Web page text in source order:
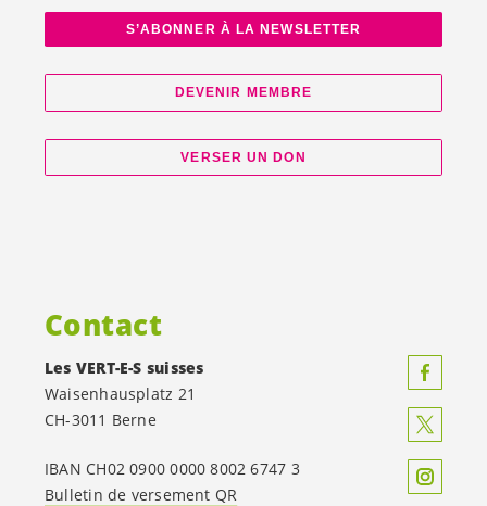
S’ABONNER À LA NEWSLETTER
DEVENIR MEMBRE
VERSER UN DON
Contact
Les VERT-E-S suisses
Waisenhausplatz 21
CH-3011 Berne
IBAN CH02 0900 0000 8002 6747 3
Bulletin de versement QR